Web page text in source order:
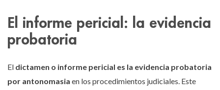
El informe pericial: la evidencia
probatoria
El dictamen o informe pericial es la evidencia probatoria
por antonomasia en los procedimientos judiciales. Este